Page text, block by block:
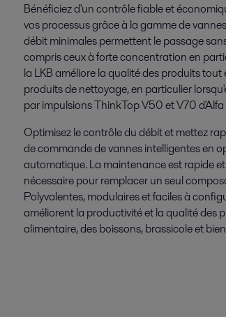
Bénéficiez d'un contrôle fiable et
vos processus grâce à la gamme de
débit minimales permettent le passage
compris ceux à forte concentration en
la LKB améliore la qualité des produits
produits de nettoyage, en particulier
par impulsions ThinkTop V50 et V70 d'Alfa
Optimisez le contrôle du débit et mettez
de commande de vannes intelligentes en
automatique. La maintenance est rapide
nécessaire pour remplacer un seul
Polyvalentes, modulaires et faciles à
améliorent la productivité et la qualité des
alimentaire, des boissons, brassicole et